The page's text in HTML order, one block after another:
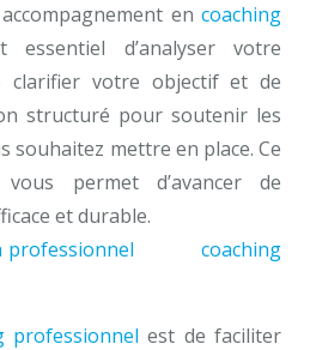
en coaching
d’analyser votre
clarifier votre objectif et de
structuré pour soutenir les
souhaitez mettre en place. Ce
permet d’avancer de
et durable.
professionnel woluwcoaching
professionnel est de faciliter